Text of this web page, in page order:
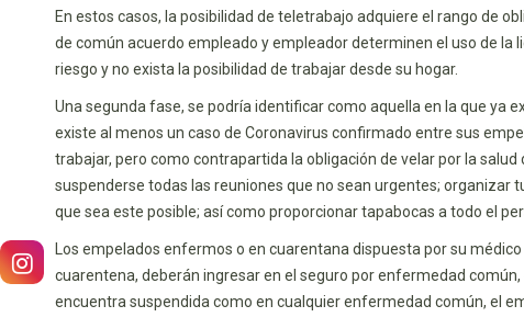
En estos casos, la posibilidad de teletrabajo adquiere el rango de
de común acuerdo empleado y empleador determinen el uso de
riesgo y no exista la posibilidad de trabajar desde su hogar.
Una segunda fase, se podría identificar como aquella en la que ya
existe al menos un caso de Coronavirus confirmado entre sus
trabajar, pero como contrapartida la obligación de velar por la
suspenderse todas las reuniones que no sean urgentes;
que sea este posible; así como proporcionar tapabocas a todo el
Los empelados enfermos o en cuarentana dispuesta por su
cuarentena, deberán ingresar en el seguro por enfermedad
encuentra suspendida como en cualquier enfermedad común, el